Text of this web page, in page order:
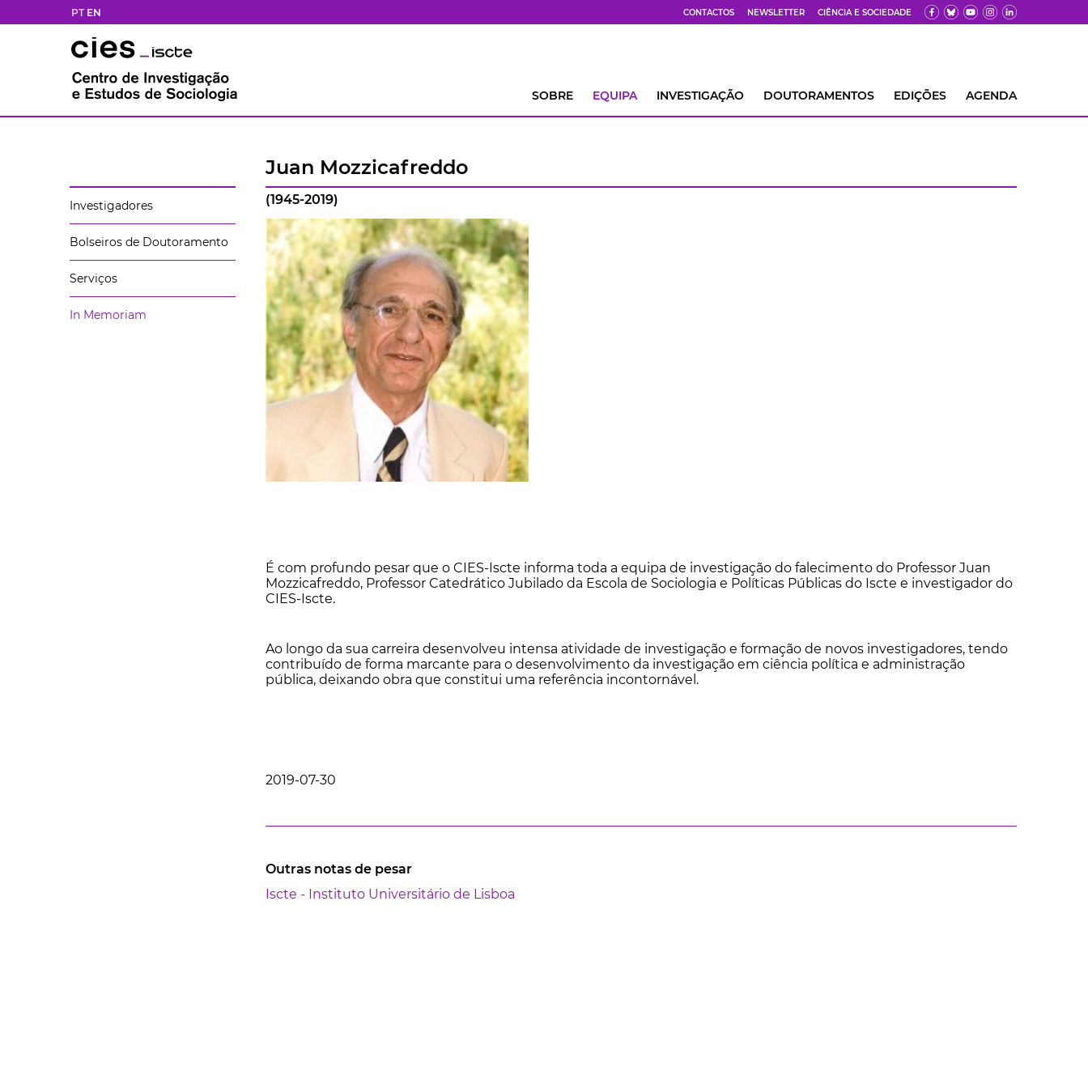
PT EN CONTACTOS NEWSLETTER CIÊNCIA E SOCIEDADE
SOBRE EQUIPA INVESTIGAÇÃO DOUTORAMENTOS EDIÇÕES AGENDA
Investigadores
Bolseiros de Doutoramento
Serviços
In Memoriam
Juan Mozzicafreddo
(1945-2019)
É com profundo pesar que o CIES-Iscte informa toda a equipa de investigação do falecimento do Professor Juan
Mozzicafreddo, Professor Catedrático Jubilado da Escola de Sociologia e Políticas Públicas do Iscte e investigador do
CIES-Iscte.
Ao longo da sua carreira desenvolveu intensa atividade de investigação e formação de novos investigadores, tendo
contribuído de forma marcante para o desenvolvimento da investigação em ciência política e administração
pública, deixando obra que constitui uma referência incontornável.
2019-07-30
Outras notas de pesar
Iscte - Instituto Universitário de Lisboa